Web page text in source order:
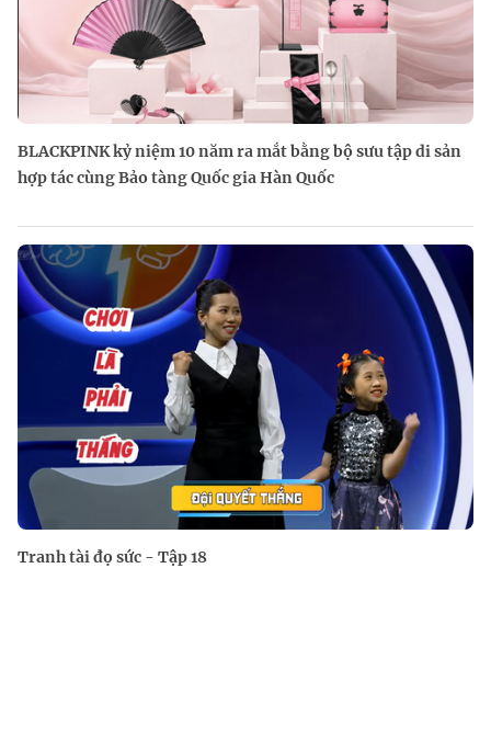
BLACKPINK kỷ niệm 10 năm ra mắt bằng bộ sưu tập di sản
hợp tác cùng Bảo tàng Quốc gia Hàn Quốc
Tranh tài đọ sức - Tập 18